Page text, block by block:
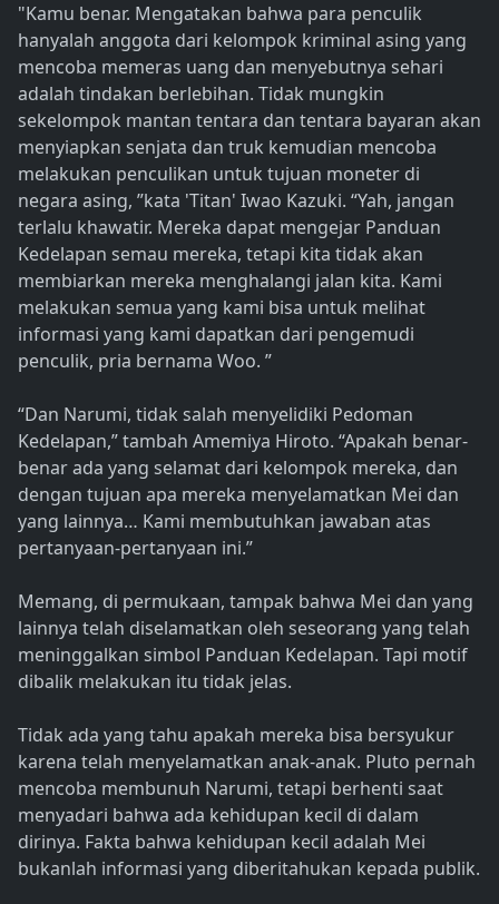
"Kamu benar. Mengatakan bahwa para penculik
hanyalah anggota dari kelompok kriminal asing yang
mencoba memeras uang dan menyebutnya sehari
adalah tindakan berlebihan. Tidak mungkin
sekelompok mantan tentara dan tentara bayaran akan
menyiapkan senjata dan truk kemudian mencoba
melakukan penculikan untuk tujuan moneter di
negara asing, ”kata 'Titan' Iwao Kazuki. “Yah, jangan
terlalu khawatir. Mereka dapat mengejar Panduan
Kedelapan semau mereka, tetapi kita tidak akan
membiarkan mereka menghalangi jalan kita. Kami
melakukan semua yang kami bisa untuk melihat
informasi yang kami dapatkan dari pengemudi
penculik, pria bernama Woo. ”
“Dan Narumi, tidak salah menyelidiki Pedoman
Kedelapan,” tambah Amemiya Hiroto. “Apakah benar-
benar ada yang selamat dari kelompok mereka, dan
dengan tujuan apa mereka menyelamatkan Mei dan
yang lainnya… Kami membutuhkan jawaban atas
pertanyaan-pertanyaan ini.”
Memang, di permukaan, tampak bahwa Mei dan yang
lainnya telah diselamatkan oleh seseorang yang telah
meninggalkan simbol Panduan Kedelapan. Tapi motif
dibalik melakukan itu tidak jelas.
Tidak ada yang tahu apakah mereka bisa bersyukur
karena telah menyelamatkan anak-anak. Pluto pernah
mencoba membunuh Narumi, tetapi berhenti saat
menyadari bahwa ada kehidupan kecil di dalam
dirinya. Fakta bahwa kehidupan kecil adalah Mei
bukanlah informasi yang diberitahukan kepada publik.